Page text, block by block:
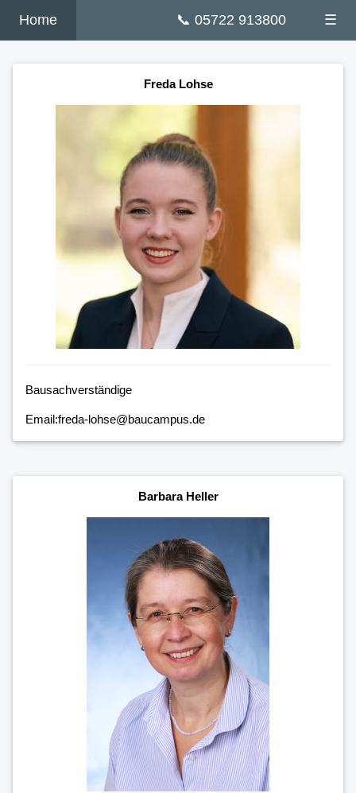
☰
📞 05722 913800
Home
Freda Lohse
Bausachverständige
Email:freda-lohse@baucampus.de
Barbara Heller